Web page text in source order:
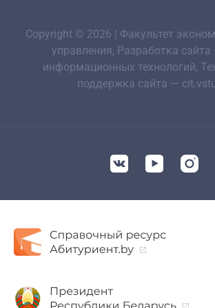
Copyright © 2026 | Факультет
управления, Разработка
информационных технологий,
поддержка сайта —